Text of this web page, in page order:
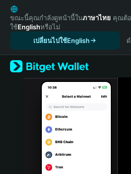
English
日本語
Tiếng Việt
Español (Latinoamérica)
Türkçe
Italiano
Português (Portugal)
Bahasa Indonesia
ขณะนี้คุณกำลังดูหน้านี้ในภาษาไทย คุณต้อ
ใช้Englishหรือไม่
เปลี่ยนไปใช้English